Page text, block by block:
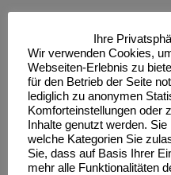
Junioren profilieren, was
Kader einbrachte.
Wir wünschen allen vier
Neubrandenburg maximale
nationalen und
Ihre
Wir verwenden Cookies,
Webseiten-Erlebnis zu
für den Betrieb der Seite
lediglich zu anonymen
Komforteinstellungen oder
Inhalte genutzt werden.
welche Kategorien Sie
Sie, dass auf Basis Ihrer
mehr alle Funktionalitäten